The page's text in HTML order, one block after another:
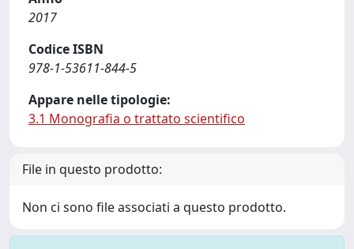
2017
Codice ISBN
978-1-53611-844-5
Appare nelle tipologie:
3.1 Monografia o trattato scientifico
File in questo prodotto:
Non ci sono file associati a questo prodotto.